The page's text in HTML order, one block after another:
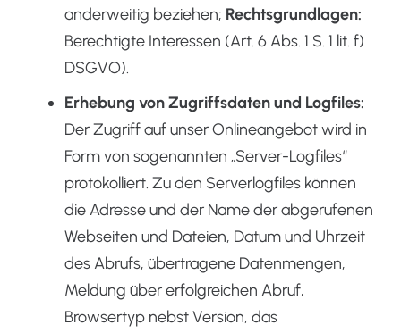
anderweitig beziehen; Rechtsgrundlagen:
Berechtigte Interessen (Art. 6 Abs. 1 S. 1 lit. f)
DSGVO).
Erhebung von Zugriffsdaten und Logfiles:
Der Zugriff auf unser Onlineangebot wird in
Form von sogenannten „Server-Logfiles“
protokolliert. Zu den Serverlogfiles können
die Adresse und der Name der abgerufenen
Webseiten und Dateien, Datum und Uhrzeit
des Abrufs, übertragene Datenmengen,
Meldung über erfolgreichen Abruf,
Browsertyp nebst Version, das